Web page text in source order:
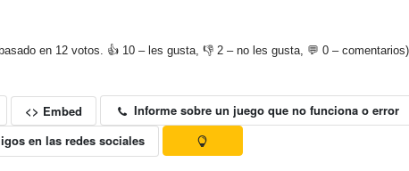
en 12 votos. 👍 10 – les gusta, 👎 2 – no les gusta, 💬 0 – comentarios)
<> Embed
Informe sobre un juego que no funciona o error
en las redes sociales